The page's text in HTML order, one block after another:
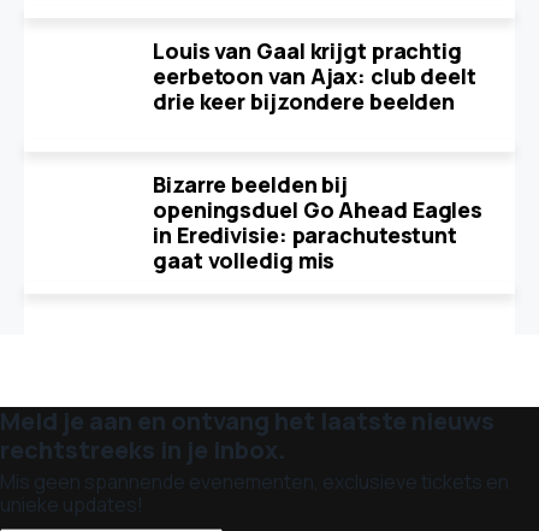
Louis van Gaal krijgt prachtig
eerbetoon van Ajax: club deelt
drie keer bijzondere beelden
Bizarre beelden bij
openingsduel Go Ahead Eagles
in Eredivisie: parachutestunt
gaat volledig mis
Meld je aan en ontvang het laatste nieuws
rechtstreeks in je inbox.
Mis geen spannende evenementen, exclusieve tickets en
unieke updates!